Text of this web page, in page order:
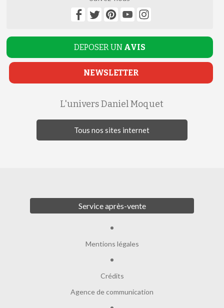
DEPOSER UN AVIS
NEWSLETTER
L'univers Daniel Moquet
Tous nos sites internet
Service après-vente
Mentions légales
Crédits
Agence de communication